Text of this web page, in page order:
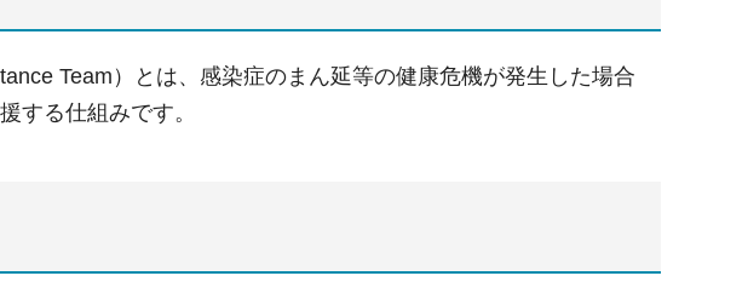
Team）とは、感染症のまん延等の健康危機が発生した場合
する仕組みです。